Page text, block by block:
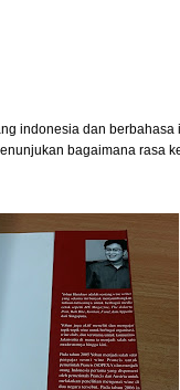
indonesia dan berbahasa
bagaimana rasa